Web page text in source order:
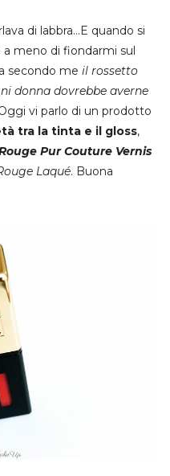
di labbra...E quando si
a meno di fiondarmi sul
secondo me il rossetto
donna dovrebbe averne
vi parlo di un prodotto
tra la tinta e il gloss,
Pur Couture Vernis
Laqué. Buona